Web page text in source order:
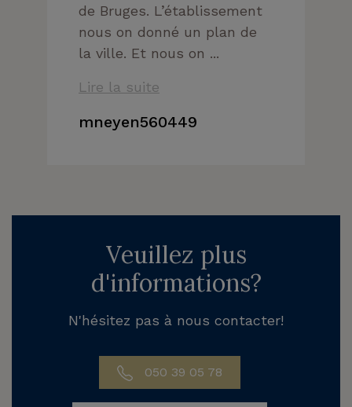
de Bruges. L’établissement
nous on donné un plan de
la ville. Et nous on ...
Lire la suite
mneyen560449
Veuillez plus
d'informations?
N'hésitez pas à nous contacter!
050 39 05 78